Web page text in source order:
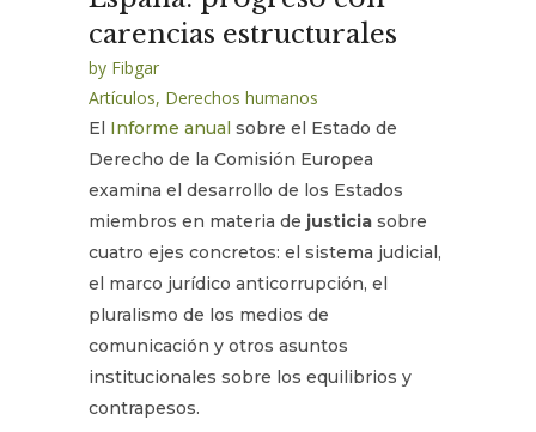
carencias estructurales
by Fibgar
Artículos, Derechos humanos
El Informe anual sobre el Estado de
Derecho de la Comisión Europea
examina el desarrollo de los Estados
miembros en materia de justicia sobre
cuatro ejes concretos: el sistema judicial,
el marco jurídico anticorrupción, el
pluralismo de los medios de
comunicación y otros asuntos
institucionales sobre los equilibrios y
contrapesos.